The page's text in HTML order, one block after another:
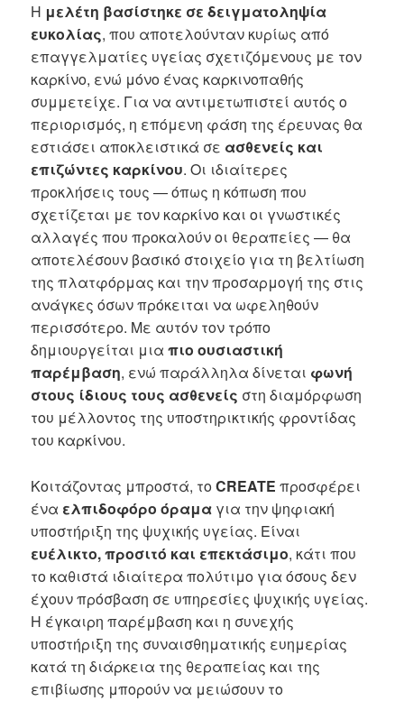
Η μελέτη βασίστηκε σε δειγματοληψία
ευκολίας, που αποτελούνταν κυρίως από
επαγγελματίες υγείας σχετιζόμενους με τον
καρκίνο, ενώ μόνο ένας καρκινοπαθής
συμμετείχε. Για να αντιμετωπιστεί αυτός ο
περιορισμός, η επόμενη φάση της έρευνας θα
εστιάσει αποκλειστικά σε ασθενείς και
επιζώντες καρκίνου. Οι ιδιαίτερες
προκλήσεις τους — όπως η κόπωση που
σχετίζεται με τον καρκίνο και οι γνωστικές
αλλαγές που προκαλούν οι θεραπείες — θα
αποτελέσουν βασικό στοιχείο για τη βελτίωση
της πλατφόρμας και την προσαρμογή της στις
ανάγκες όσων πρόκειται να ωφεληθούν
περισσότερο. Με αυτόν τον τρόπο
δημιουργείται μιαπιο ουσιαστική
παρέμβαση, ενώ παράλληλα δίνεται φωνή
στους ίδιους τους ασθενείς στη διαμόρφωση
του μέλλοντος της υποστηρικτικής φροντίδας
του καρκίνου.
Κοιτάζοντας μπροστά, τοCREATE προσφέρει
ένα ελπιδοφόρο όραμα για την ψηφιακή
υποστήριξη της ψυχικής υγείας. Είναι
ευέλικτο, προσιτό και επεκτάσιμο, κάτι που
το καθιστά ιδιαίτερα πολύτιμο για όσους δεν
έχουν πρόσβαση σε υπηρεσίες ψυχικής υγείας.
Η έγκαιρη παρέμβαση και η συνεχής
υποστήριξη της συναισθηματικής ευημερίας
κατά τη διάρκεια της θεραπείας και της
επιβίωσης μπορούν να μειώσουν το